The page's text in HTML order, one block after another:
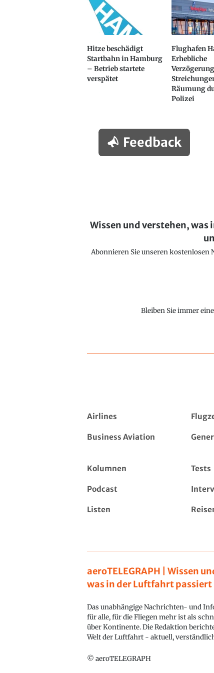
Hitze beschädigt
Startbahn in Hamburg
– Betrieb startete
verspätet
Flughafen
Erhebliche
Räumung
Polizei
Feedback
Wissen und verstehen,
Abonnieren Sie unseren kostenlosen
Bleiben Sie immer
Airlines
Business Aviation
Kolumnen Tests
Podcast
Listen
aeroTELEGRAPH | Wissen
was in der Luftfahrt passiert
Das unabhängige Nachrichten- und
für alle, für die Fliegen mehr ist als
über Kontinente. Die Redaktion
Welt der Luftfahrt - aktuell,
© aeroTELEGRAPH